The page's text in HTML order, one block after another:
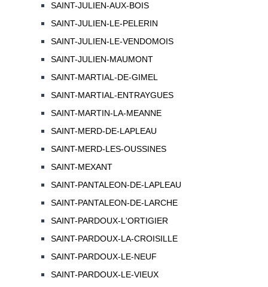
SAINT-JULIEN-AUX-BOIS
SAINT-JULIEN-LE-PELERIN
SAINT-JULIEN-LE-VENDOMOIS
SAINT-JULIEN-MAUMONT
SAINT-MARTIAL-DE-GIMEL
SAINT-MARTIAL-ENTRAYGUES
SAINT-MARTIN-LA-MEANNE
SAINT-MERD-DE-LAPLEAU
SAINT-MERD-LES-OUSSINES
SAINT-MEXANT
SAINT-PANTALEON-DE-LAPLEAU
SAINT-PANTALEON-DE-LARCHE
SAINT-PARDOUX-L'ORTIGIER
SAINT-PARDOUX-LA-CROISILLE
SAINT-PARDOUX-LE-NEUF
SAINT-PARDOUX-LE-VIEUX